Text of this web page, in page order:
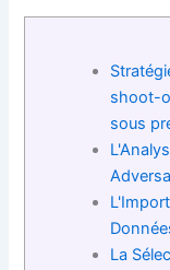
shoot-
sous
La